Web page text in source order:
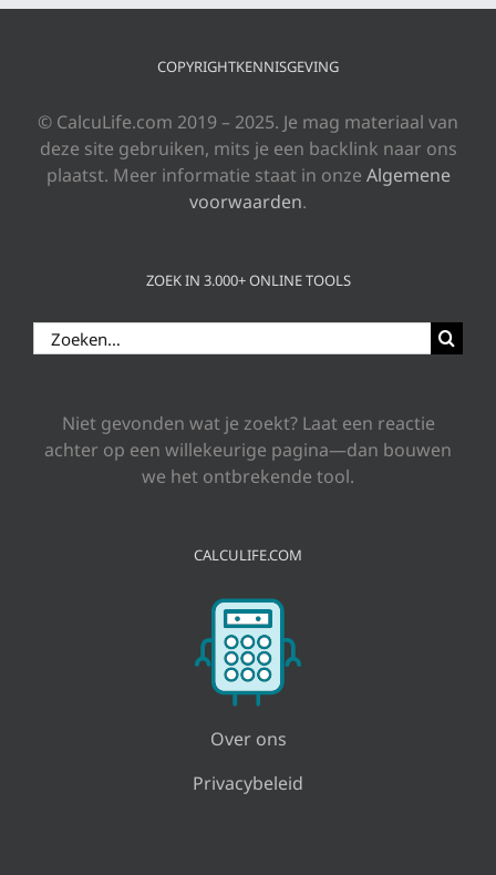
COPYRIGHTKENNISGEVING
© CalcuLife.com 2019 – 2025. Je mag materiaal van
deze site gebruiken, mits je een backlink naar ons
plaatst. Meer informatie staat in onze Algemene
voorwaarden.
ZOEK IN 3.000+ ONLINE TOOLS
Zoeken
naar:
Niet gevonden wat je zoekt? Laat een reactie
achter op een willekeurige pagina—dan bouwen
we het ontbrekende tool.
CALCULIFE.COM
Over ons
Privacybeleid